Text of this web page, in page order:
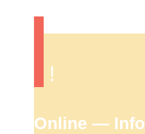
!
Online — Info